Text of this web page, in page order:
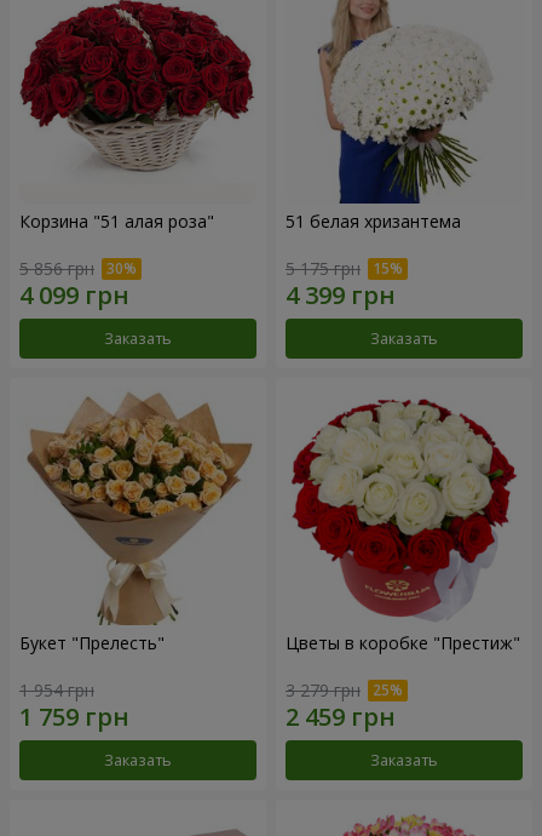
Корзина "51 алая роза"
5 856 грн
Заказать
51 белая хризантема
5 175 грн
Заказать
Букет "Прелесть"
1 954 грн
Заказать
Цветы в коробке "Престиж"
3 279 грн
Заказать